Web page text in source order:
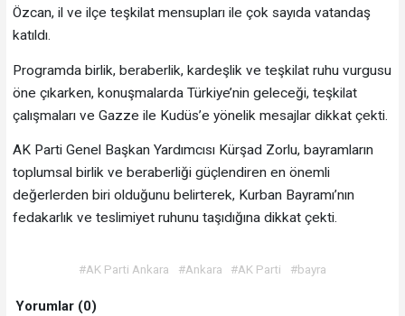
Özcan, il ve ilçe teşkilat mensupları ile çok sayıda vatandaş
katıldı.
Programda birlik, beraberlik, kardeşlik ve teşkilat ruhu vurgusu
öne çıkarken, konuşmalarda Türkiye’nin geleceği, teşkilat
çalışmaları ve Gazze ile Kudüs’e yönelik mesajlar dikkat çekti.
AK Parti Genel Başkan Yardımcısı Kürşad Zorlu, bayramların
toplumsal birlik ve beraberliği güçlendiren en önemli
değerlerden biri olduğunu belirterek, Kurban Bayramı’nın
fedakarlık ve teslimiyet ruhunu taşıdığına dikkat çekti.
#AK Parti Ankara #Ankara #AK Parti #bayra
Yorumlar (0)